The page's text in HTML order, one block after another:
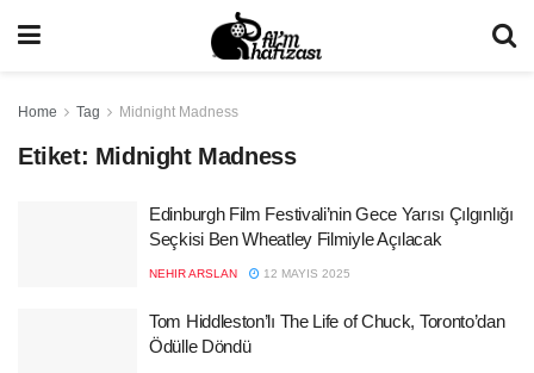
Home Tag Midnight Madness
Etiket: Midnight Madness
Edinburgh Film Festivali’nin Gece Yarısı Çılgınlığı
Seçkisi Ben Wheatley Filmiyle Açılacak
NEHIR ARSLAN 12 MAYIS 2025
Tom Hiddleston’lı The Life of Chuck, Toronto’dan
Ödülle Döndü